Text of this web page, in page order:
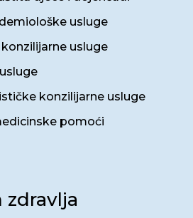
usluge
usluge
konzilijarne usluge
pomoći
zdravlja